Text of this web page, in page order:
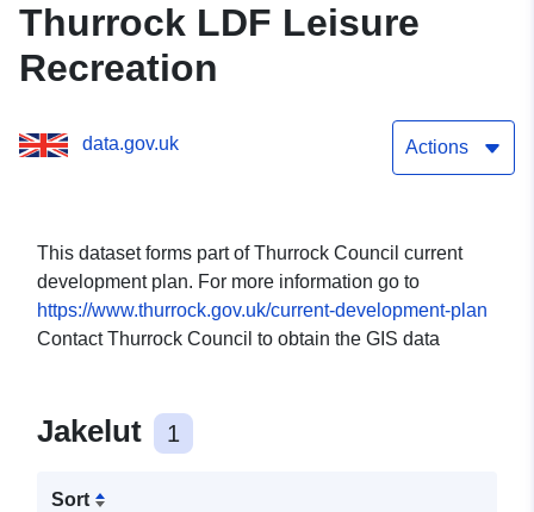
Thurrock LDF Leisure
Recreation
data.gov.uk Actions
This dataset forms part of Thurrock Council current
development plan. For more information go to
https://www.thurrock.gov.uk/current-development-plan
Contact Thurrock Council to obtain the GIS data
Jakelut 1
Sort